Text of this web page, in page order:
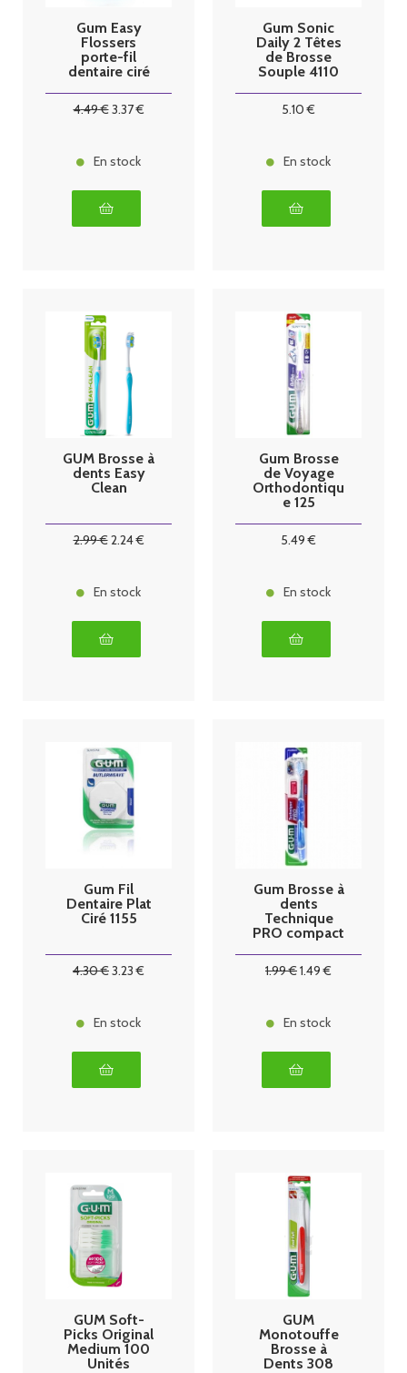
Gum Easy
Flossers
porte-fil
dentaire ciré
4.49€3.37€
En stock
Gum Sonic
Daily 2 Têtes
de Brosse
Souple 4110
5.10 €
En stock
GUM Brosse à
dents Easy
Clean
2.99€2.24€
En stock
Gum Brosse
de Voyage
Orthodontiqu
e 125
5.49 €
En stock
Gum Fil
Dentaire Plat
Ciré 1155
4.30€3.23 €
En stock
Gum Brosse à
dents
Technique
PRO compact
1.99€1.49 €
En stock
GUM Soft-
Picks Original
Medium 100
Unités
GUM
Monotouffe
Brosse à
Dents 308